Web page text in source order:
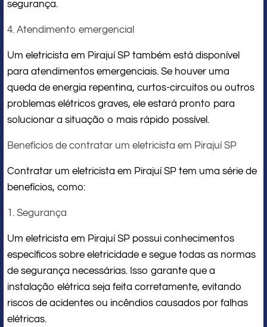
segurança.
4. Atendimento emergencial
Um eletricista em Pirajuí SP também está disponível
para atendimentos emergenciais. Se houver uma
queda de energia repentina, curtos-circuitos ou outros
problemas elétricos graves, ele estará pronto para
solucionar a situação o mais rápido possível.
Benefícios de contratar um eletricista em Pirajuí SP
Contratar um eletricista em Pirajuí SP tem uma série de
benefícios, como:
1. Segurança
Um eletricista em Pirajuí SP possui conhecimentos
específicos sobre eletricidade e segue todas as normas
de segurança necessárias. Isso garante que a
instalação elétrica seja feita corretamente, evitando
riscos de acidentes ou incêndios causados por falhas
elétricas.